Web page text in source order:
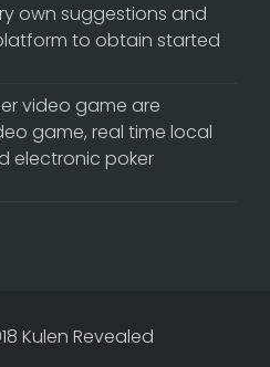
own suggestions and
to obtain started
video game are
game, real time local
electronic poker
Kulen Revealed